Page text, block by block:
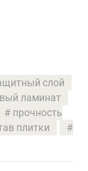
слой
ламинат
прочность
плитки